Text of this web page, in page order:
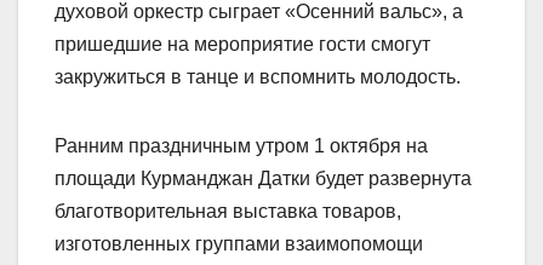
духовой оркестр сыграет «Осенний вальс», а
пришедшие на мероприятие гости смогут
закружиться в танце и вспомнить молодость.
Ранним праздничным утром 1 октября на
площади Курманджан Датки будет развернута
благотворительная выставка товаров,
изготовленных группами взаимопомощи